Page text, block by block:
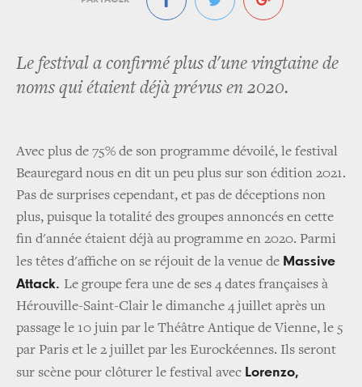
Le festival a confirmé plus d'une vingtaine de
noms qui étaient déjà prévus en 2020.
Avec plus de 75% de son programme dévoilé, le festival
Beauregard nous en dit un peu plus sur son édition 2021.
Pas de surprises cependant, et pas de déceptions non
plus, puisque la totalité des groupes annoncés en cette
fin d'année étaient déjà au programme en 2020. Parmi
les têtes d'affiche on se réjouit de la venue de Massive
Attack. Le groupe fera une de ses 4 dates françaises à
Hérouville-Saint-Clair le dimanche 4 juillet après un
passage le 10 juin par le Théâtre Antique de Vienne, le 5
par Paris et le 2 juillet par les Eurockéennes. Ils seront
sur scène pour clôturer le festival avec Lorenzo,